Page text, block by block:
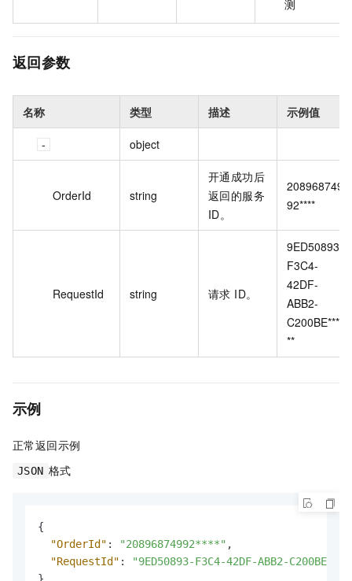
测
返回参数
名称 类型 描述 示例值
object
OrderId string
开通成功后
返回的服务
ID。
208968749
92****
RequestId string 请求 ID。
9ED50893-
F3C4-
42DF-
ABB2-
C200BE****
**
示例
正常返回示例
JSON 格式
{
"OrderId" : "20896874992****" ,
"RequestId" :
"9ED50893-F3C4-42DF-ABB2-